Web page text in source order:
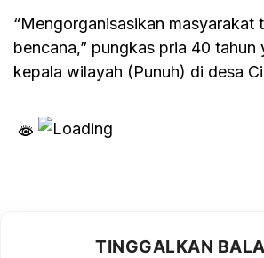
“Mengorganisasikan masyarakat
bencana,” pungkas pria 40 tahun
kepala wilayah (Punuh) di desa
TINGGALKAN